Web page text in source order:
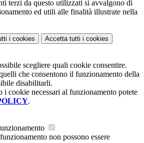
terzi da questo utilizzati si avvalgono di
ed utili alle finalità illustrate nella
i cookies Accetta tutti i cookies
scegliere quali cookie consentire.
che consentono il funzionamento della
disabilitarli.
i cookie necessari al funzionamento potete
.
non possono essere